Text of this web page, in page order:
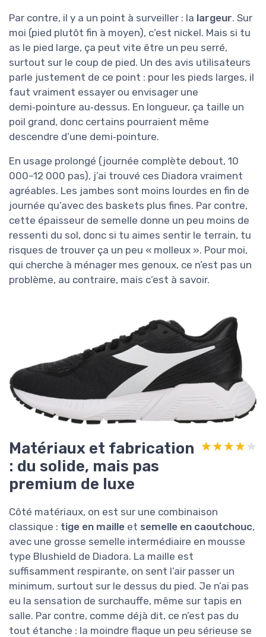
Par contre, il y a un point à surveiller : la largeur. Sur
moi (pied plutôt fin à moyen), c’est nickel. Mais si tu
as le pied large, ça peut vite être un peu serré,
surtout sur le coup de pied. Un des avis utilisateurs
parle justement de ce point : pour les pieds larges, il
faut vraiment essayer ou envisager une
demi‑pointure au‑dessus. En longueur, ça taille un
poil grand, donc certains pourraient même
descendre d’une demi‑pointure.
En usage prolongé (journée complète debout, 10
000–12 000 pas), j’ai trouvé ces Diadora vraiment
agréables. Les jambes sont moins lourdes en fin de
journée qu’avec des baskets plus fines. Par contre,
cette épaisseur de semelle donne un peu moins de
ressenti du sol, donc si tu aimes sentir le terrain, tu
risques de trouver ça un peu « molleux ». Pour moi,
qui cherche à ménager mes genoux, ce n’est pas un
problème, au contraire, mais c’est à savoir.
Matériaux et fabrication
: du solide, mais pas
premium de luxe
★★★★★
★★★★★
Côté matériaux, on est sur une combinaison
classique : tige en maille et semelle en caoutchouc,
avec une grosse semelle intermédiaire en mousse
type Blushield de Diadora. La maille est
suffisamment respirante, on sent l’air passer un
minimum, surtout sur le dessus du pied. Je n’ai pas
eu la sensation de surchauffe, même sur tapis en
salle. Par contre, comme déjà dit, ce n’est pas du
tout étanche : la moindre flaque un peu sérieuse se